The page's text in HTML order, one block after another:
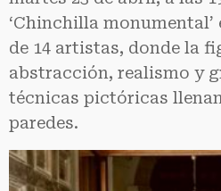
‘Chinchilla
de 14 artistas, donde la
abstracción, realismo y
técnicas pictóricas
paredes.